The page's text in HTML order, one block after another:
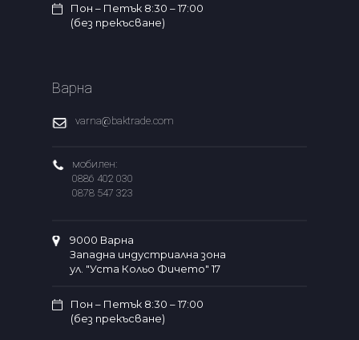
Пон – Петък 8:30 – 17:00
(без прекъсване)
Варна
varna@baktrade.com
мобилен:
0886 402 030
0878 547 323
9000 Варна
Западна индустриална зона
ул. "Уста Кольо Фичето" 17
Пон – Петък 8:30 – 17:00
(без прекъсване)